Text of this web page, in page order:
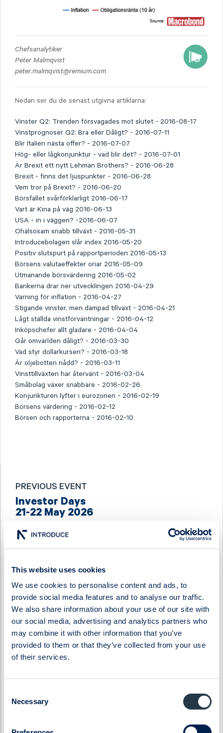
This website uses cookies
We use cookies to personalise content and ads, to
provide social media features and to analyse our traffic.
We also share information about your use of our site with
our social media, advertising and analytics partners who
may combine it with other information that you’ve
provided to them or that they’ve collected from your use
of their services.
Selection
Necessary
Chefsanalytiker
Peter Malmqvist
peter.malmqvist@remium.com
Nedan ser du de senast utgivna artiklarna:
Vinster Q2: Trenden försvagades mot slutet - 2016-08-17
Vinstprognoser Q2: Bra eller Dåligt? - 2016-07-11
Blir Italien nästa offer? - 2016-07-07
Hög- eller lågkonjunktur - vad blir det? - 2016-07-01
Är Brexit ett nytt Lehman Brothers? - 2016-06-28
Brexit - finns det ljuspunkter - 2016-06-28
Vem tror på Brexit? - 2016-06-20
Börsfallet svårförklarligt 2016-06-17
Vart är Kina på väg 2016-06-13
USA - in i väggen? -2016-06-07
Ohälsosam snabb tillväxt - 2016-05-31
Introducebolagen slår index 2016-05-20
Positiv slutspurt på rapportperioden 2016-05-13
Börsens valutaeffekter oriar 2016-05-09
Utmanande börsvärdering 2016-05-02
Bankerna drar ner utvecklingen 2016-04-29
Varning för inflation - 2016-04-27
Stigande vinster, men dämpad tillväxt - 2016-04-21
Lågt ställda vinstförväntningar - 2016-04-12
Inköpschefer allt gladare - 2016-04-04
Går omvärlden dåligt? - 2016-03-30
Vad styr dollarkursen? - 2016-03-18
Är oljebotten nådd? - 2016-03-11
Vinsttillväxten har återvänt - 2016-03-04
Småbolag växer snabbare - 2016-02-26
Konjunkturen lyfter i eurozonen - 2016-02-19
Börsens värdering - 2016-02-12
Börsen och rapporterna - 2016-02-10
PREVIOUS EVENT
Investor Days
21-22 May 2026
CLICK TO VIEW EACH PRESENTATION
Ascelia Pharma
I-tech
B3 Consulting Group
Karnell
BTS Group
Linc
Byggmästaren
Lumi Gruppen
ByggPartnerGruppen
Midsona
Cinclus Pharma
Momentum Group
CTEK
Orexo
Eltel